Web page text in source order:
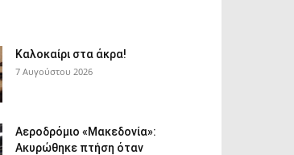
Καλοκαίρι στα άκρα!
7 Αυγούστου 2026
Αεροδρόμιο «Μακεδονία»:
Ακυρώθηκε πτήση όταν